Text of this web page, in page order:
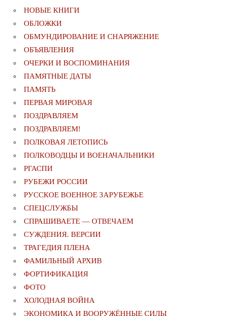
НОВЫЕ КНИГИ
ОБЛОЖКИ
ОБМУНДИРОВАНИЕ И СНАРЯЖЕНИЕ
ОБЪЯВЛЕНИЯ
ОЧЕРКИ И ВОСПОМИНАНИЯ
ПАМЯТНЫЕ ДАТЫ
ПАМЯТЬ
ПЕРВАЯ МИРОВАЯ
ПОЗДРАВЛЯЕМ
ПОЗДРАВЛЯЕМ!
ПОЛКОВАЯ ЛЕТОПИСЬ
ПОЛКОВОДЦЫ И ВОЕНАЧАЛЬНИКИ
РГАСПИ
РУБЕЖИ РОССИИ
РУССКОЕ ВОЕННОЕ ЗАРУБЕЖЬЕ
СПЕЦСЛУЖБЫ
СПРАШИВАЕТЕ — ОТВЕЧАЕМ
СУЖДЕНИЯ. ВЕРСИИ
ТРАГЕДИЯ ПЛЕНА
ФАМИЛЬНЫЙ АРХИВ
ФОРТИФИКАЦИЯ
ФОТО
ХОЛОДНАЯ ВОЙНА
ЭКОНОМИКА И ВООРУЖЁННЫЕ СИЛЫ